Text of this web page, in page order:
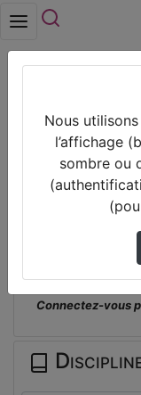
Lycée
BOURGES
Ywc2023 -
Prendre
Il n'y a pas de
Connectez-vous
Nous
l’affichage
sombre ou